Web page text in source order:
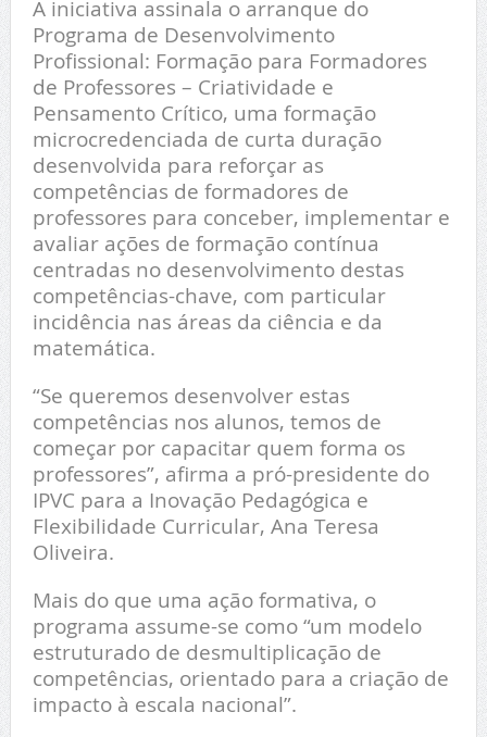
A iniciativa assinala o arranque do
Programa de Desenvolvimento
Profissional: Formação para Formadores
de Professores – Criatividade e
Pensamento Crítico, uma formação
microcredenciada de curta duração
desenvolvida para reforçar as
competências de formadores de
professores para conceber, implementar e
avaliar ações de formação contínua
centradas no desenvolvimento destas
competências-chave, com particular
incidência nas áreas da ciência e da
matemática.
“Se queremos desenvolver estas
competências nos alunos, temos de
começar por capacitar quem forma os
professores”, afirma a pró-presidente do
IPVC para a Inovação Pedagógica e
Flexibilidade Curricular, Ana Teresa
Oliveira.
Mais do que uma ação formativa, o
programa assume-se como “um modelo
estruturado de desmultiplicação de
competências, orientado para a criação de
impacto à escala nacional”.